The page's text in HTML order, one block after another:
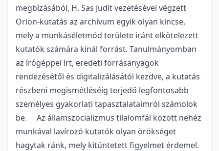
megbízásából, H. Sas Judit vezetésével végzett
Orion-kutatás az archívum egyik olyan kincse,
mely a munkáséletmód területe iránt elkötelezett
kutatók számára kínál forrást. Tanulmányomban
az írógéppel írt, eredeti forrásanyagok
rendezésétől és digitalizálásától kezdve, a kutatás
részbeni megismétléséig terjedő legfontosabb
személyes gyakorlati tapasztalataimról számolok
be. Az államszocializmus tilalomfái között nehéz
munkával lavírozó kutatók olyan örökséget
hagytak ránk, mely kitüntetett figyelmet érdemel.